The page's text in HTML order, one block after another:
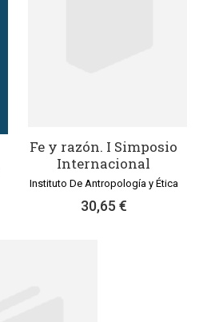
Fe y razón. I Simposio
Internacional
Instituto De Antropología y Ética
30,65 €